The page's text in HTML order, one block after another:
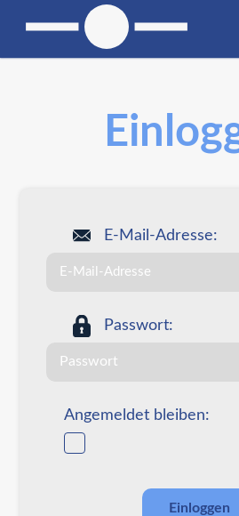
E-Mail-Adresse:
Passwort:
Angemeldet bleiben: